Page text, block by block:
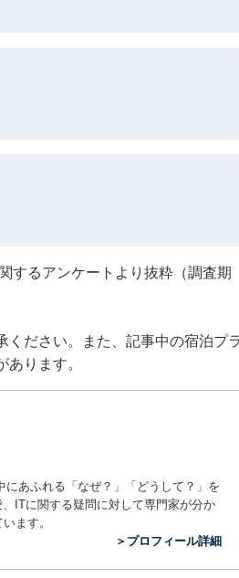
するアンケートより抜粋（調査期
ださい。また、記事中の宿泊プ
ります。
にあふれる「なぜ？」「どうして？」を
ITに関する疑問に対して専門家が分か
ます。
＞プロフィール詳細